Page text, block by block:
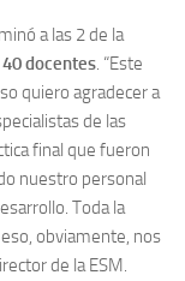
a las 2 de la
docentes . “Este
quiero agradecer a
de las
final que fueron
nuestro personal
Toda la
obviamente, nos
de la ESM.